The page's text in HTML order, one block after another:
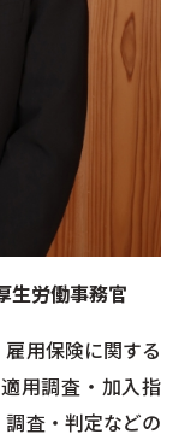
生労働事務官
用保険に関する
用調査・加入指
査・判定などの